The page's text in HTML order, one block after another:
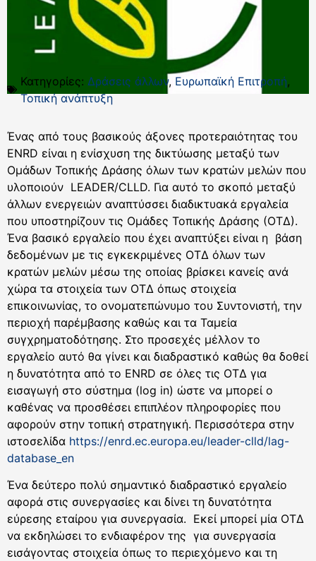
Κατηγορίες: Δράσεις άλλων, Ευρωπαϊκή Επιτροπή,
Τοπική ανάπτυξη
Ένας από τους βασικούς άξονες προτεραιότητας του
ENRD είναι η ενίσχυση της δικτύωσης μεταξύ των
Ομάδων Τοπικής Δράσης όλων των κρατών μελών που
υλοποιούν LEADER/CLLD. Για αυτό το σκοπό μεταξύ
άλλων ενεργειών αναπτύσσει διαδικτυακά εργαλεία
που υποστηρίζουν τις Ομάδες Τοπικής Δράσης (ΟΤΔ).
Ένα βασικό εργαλείο που έχει αναπτύξει είναι η βάση
δεδομένων με τις εγκεκριμένες ΟΤΔ όλων των
κρατών μελών μέσω της οποίας βρίσκει κανείς ανά
χώρα τα στοιχεία των ΟΤΔ όπως στοιχεία
επικοινωνίας, το ονοματεπώνυμο του Συντονιστή, την
περιοχή παρέμβασης καθώς και τα Ταμεία
συγχρηματοδότησης. Στο προσεχές μέλλον το
εργαλείο αυτό θα γίνει και διαδραστικό καθώς θα δοθεί
η δυνατότητα από το ENRD σε όλες τις ΟΤΔ για
εισαγωγή στο σύστημα (log in) ώστε να μπορεί ο
καθένας να προσθέσει επιπλέον πληροφορίες που
αφορούν στην τοπική στρατηγική. Περισσότερα στην
ιστοσελίδα https://enrd.ec.europa.eu/leader-clld/lag-
database_en
Ένα δεύτερο πολύ σημαντικό διαδραστικό εργαλείο
αφορά στις συνεργασίες και δίνει τη δυνατότητα
εύρεσης εταίρου για συνεργασία. Εκεί μπορεί μία ΟΤΔ
να εκδηλώσει το ενδιαφέρον της για συνεργασία
εισάγοντας στοιχεία όπως το περιεχόμενο και τη